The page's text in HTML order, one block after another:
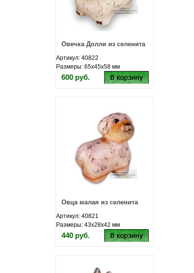
Овечка Долли из селенита
Артикул: 40822
Размеры: 65х45х58 мм
600 руб.
Овца малая из селенита
Артикул: 40821
Размеры: 43х28х42 мм
440 руб.